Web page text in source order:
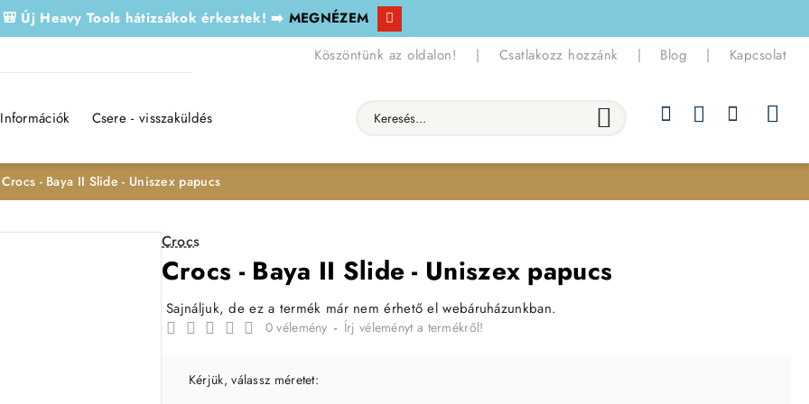
🎒 Új Heavy Tools hátizsákok érkeztek! ➡️ MEGNÉZEM
Köszöntünk az oldalon! | Csatlakozz hozzánk | Blog | Kapcsolat
Információk Csere - visszaküldés Keresés...
Crocs - Baya II Slide - Uniszex papucs
Crocs
Crocs - Baya II Slide - Uniszex papucs
Sajnáljuk, de ez a termék már nem érhető el webáruházunkban.
0 vélemény - Írj véleményt a termékről!
Kérjük, válassz méretet: